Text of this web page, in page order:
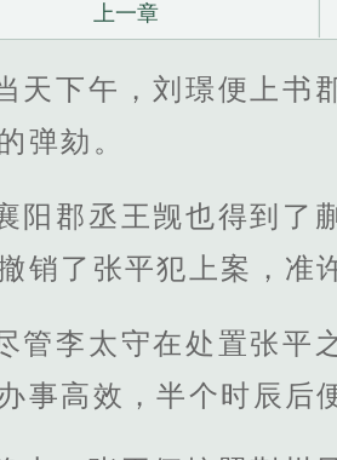
上一章
天下午，刘璟便上书
弹劾。
阳郡丞王觊也得到了
销了张平犯上案，准
管李太守在处置张平
事高效，半个时辰后